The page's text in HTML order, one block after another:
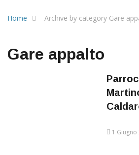
Home Archive by category Gare
Gare appalto
1 Giugno